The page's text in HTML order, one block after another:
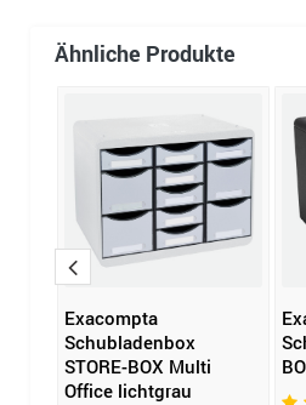
Ähnliche Produkte
Exacompta
Schubladenbox
STORE-BOX Multi
Office lichtgrau